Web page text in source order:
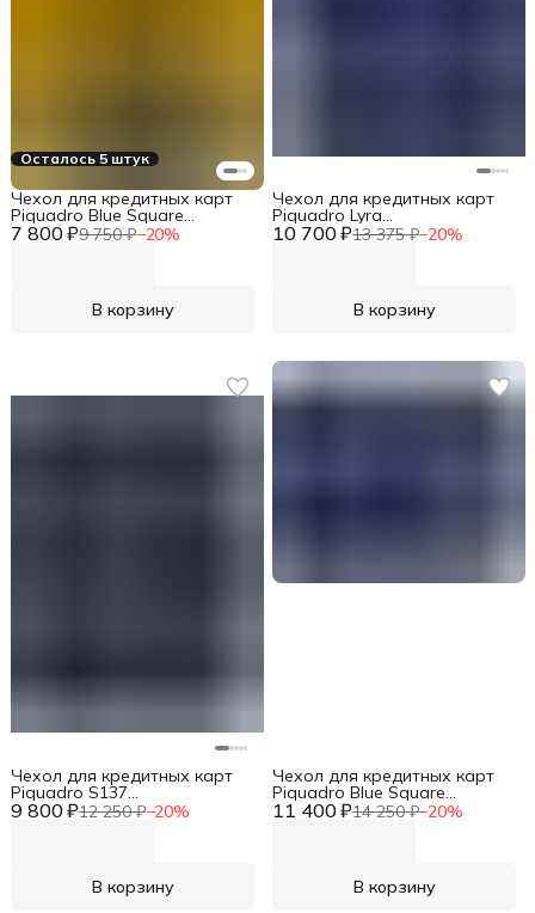
Осталось 5 штук
7 800 ₽9 750 ₽−20%
Чехол для кредитных карт
Piquadro Blue Square
PP4825B2BLR/G желтый
В корзину
10 700 ₽13 375 ₽−20%
Чехол для кредитных карт
Piquadro Lyra
PP5649W92R/BLU4 синий
В корзину
9 800 ₽12 250 ₽−20%
Чехол для кредитных карт
Piquadro S137
PP5649S137R/N черный
В корзину
11 400 ₽14 250 ₽−20%
Чехол для кредитных карт
Piquadro Blue Square
PP4822B2R/BLU2 синий
В корзину